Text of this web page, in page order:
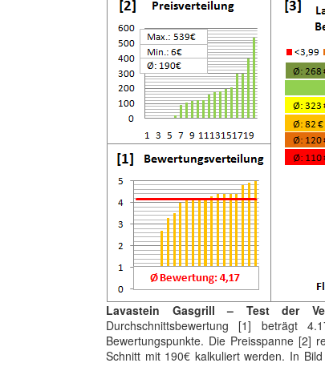
Lavastein Gasgrill – Test der
Durchschnittsbewertung [1] beträgt
Bewertungspunkte. Die Preisspanne [2]
Schnitt mit 190€ kalkuliert werden. In